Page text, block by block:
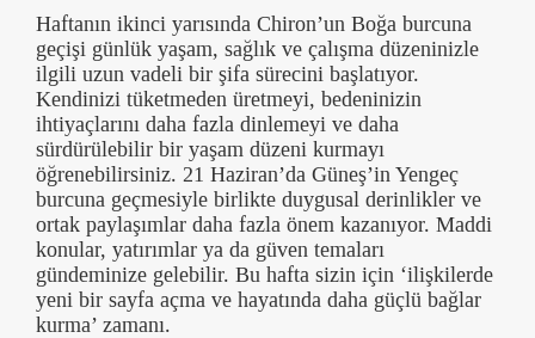
Haftanın ikinci yarısında Chiron’un Boğa burcuna
geçişi günlük yaşam, sağlık ve çalışma düzeninizle
ilgili uzun vadeli bir şifa sürecini başlatıyor.
Kendinizi tüketmeden üretmeyi, bedeninizin
ihtiyaçlarını daha fazla dinlemeyi ve daha
sürdürülebilir bir yaşam düzeni kurmayı
öğrenebilirsiniz. 21 Haziran’da Güneş’in Yengeç
burcuna geçmesiyle birlikte duygusal derinlikler ve
ortak paylaşımlar daha fazla önem kazanıyor. Maddi
konular, yatırımlar ya da güven temaları
gündeminize gelebilir. Bu hafta sizin için ‘ilişkilerde
yeni bir sayfa açma ve hayatında daha güçlü bağlar
kurma’ zamanı.